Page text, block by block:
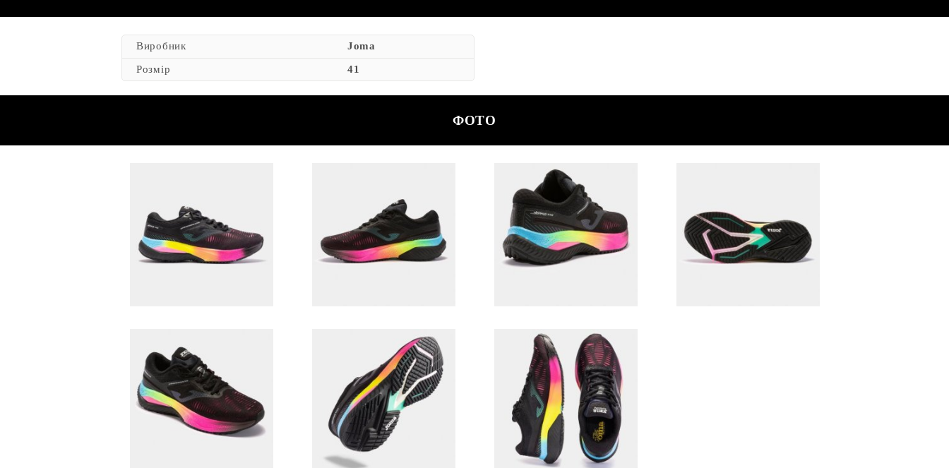
Виробник Joma
Розмір 41
ФОТО